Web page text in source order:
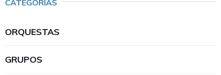
CATEGORÍAS
ORQUESTAS
GRUPOS